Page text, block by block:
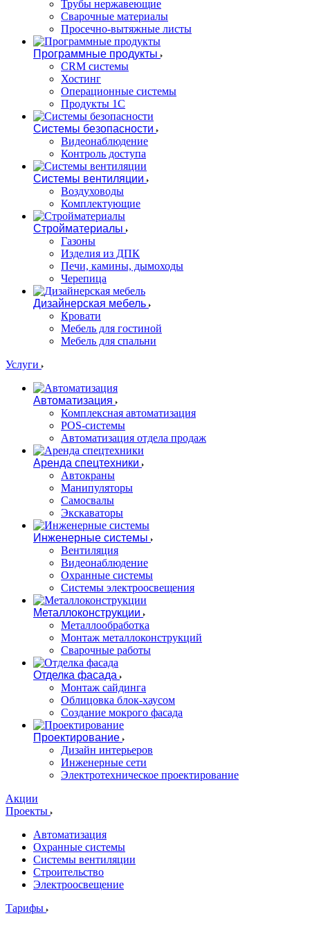
Трубы нержавеющие
Сварочные материалы
Просечно-вытяжные листы
Программные продукты
CRM системы
Хостинг
Операционные системы
Продукты 1С
Системы безопасности
Видеонаблюдение
Контроль доступа
Системы вентиляции
Воздуховоды
Комплектующие
Стройматериалы
Газоны
Изделия из ДПК
Печи, камины, дымоходы
Черепица
Дизайнерская мебель
Кровати
Мебель для гостиной
Мебель для спальни
Услуги
Автоматизация
Комплексная автоматизация
POS-системы
Автоматизация отдела продаж
Аренда спецтехники
Автокраны
Манипуляторы
Самосвалы
Экскаваторы
Инженерные системы
Вентиляция
Видеонаблюдение
Охранные системы
Системы электроосвещения
Металлоконструкции
Металлообработка
Монтаж металлоконструкций
Сварочные работы
Отделка фасада
Монтаж сайдинга
Облицовка блок-хаусом
Создание мокрого фасада
Проектирование
Дизайн интерьеров
Инженерные сети
Электротехническое проектирование
Акции
Проекты
Автоматизация
Охранные системы
Системы вентиляции
Строительство
Электроосвещение
Тарифы